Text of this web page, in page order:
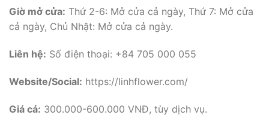
Giờ mở cửa: Thứ 2-6: Mở cửa cả ngày, Thứ 7: Mở cửa
cả ngày, Chủ Nhật: Mở cửa cả ngày.
Liên hệ: Số điện thoại: +84 705 000 055
Website/Social: https://linhflower.com/
Giá cả: 300.000-600.000 VNĐ, tùy dịch vụ.